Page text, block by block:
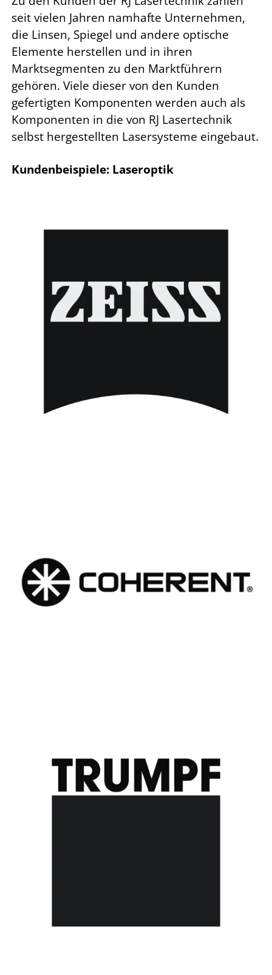
seit vielen Jahren namhafte Unternehmen,
die Linsen, Spiegel und andere optische
Elemente herstellen und in ihren
Marktsegmenten zu den Marktführern
gehören. Viele dieser von den Kunden
gefertigten Komponenten werden auch als
Komponenten in die von RJ Lasertechnik
selbst hergestellten Lasersysteme eingebaut.
Kundenbeispiele: Laseroptik